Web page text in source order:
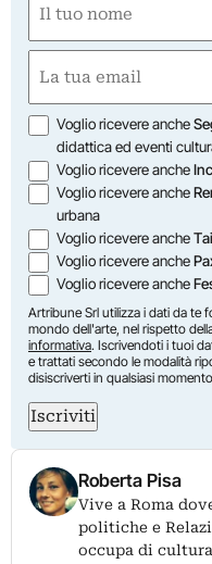
(Required)
First
(Required)
Opzioni
Voglio ricevere anche
didattica ed eventi
Voglio ricevere anche
Voglio ricevere anche
urbana
Voglio ricevere anche
Voglio ricevere anche
Voglio ricevere anche
Artribune Srl utilizza i dati da te
mondo dell'arte, nel rispetto
informativa. Iscrivendoti i tuoi
e trattati secondo le modalità
disiscriverti in qualsiasi
Iscriviti
Roberta Pisa
Vive a Roma
politiche e
occupa di